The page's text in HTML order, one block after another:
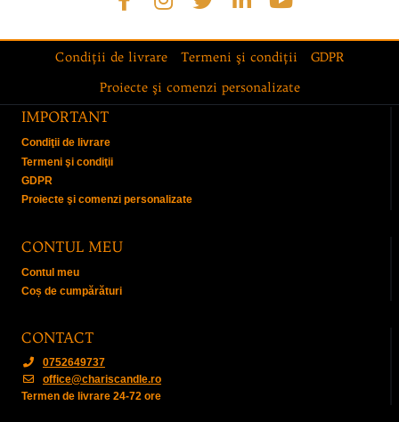
Condiţii de livrare Termeni şi condiţii
GDPR
Proiecte şi comenzi personalizate
IMPORTANT
Condiţii de livrare
Termeni şi condiţii
GDPR
Proiecte şi comenzi personalizate
CONTUL MEU
Contul meu
Coș de cumpărături
CONTACT
0752649737
office@chariscandle.ro
Termen de livrare 24-72 ore